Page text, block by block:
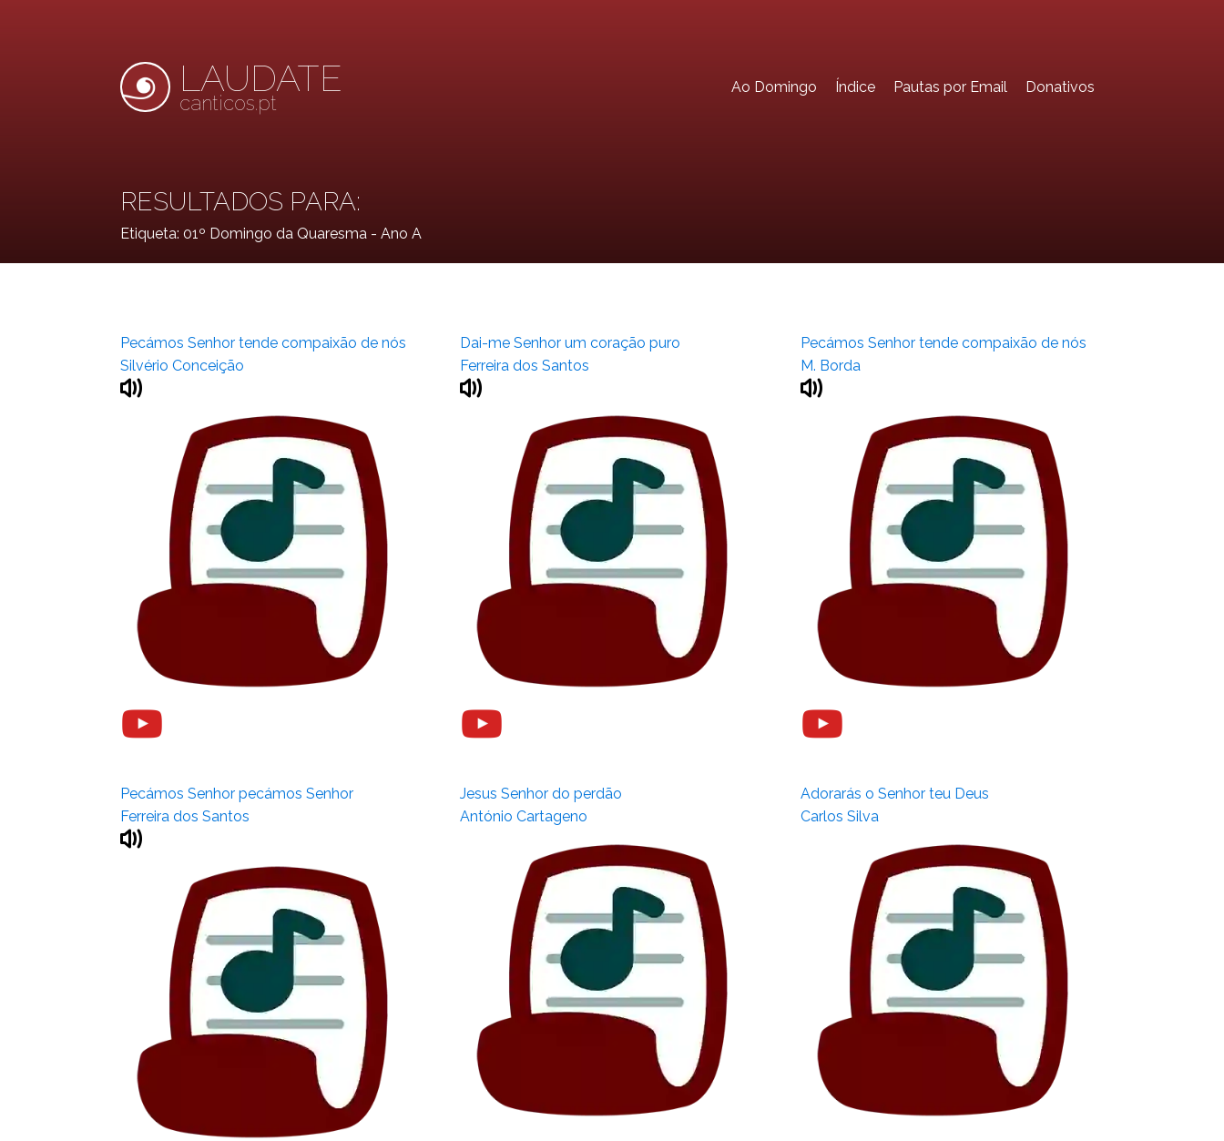
LAUDATE
canticos.pt
Ao Domingo Índice Pautas por Email Donativos
RESULTADOS PARA:
Etiqueta: 01º Domingo da Quaresma - Ano A
Pecámos Senhor tende compaixão de nós
Silvério Conceição
Dai-me Senhor um coração puro
Ferreira dos Santos
Pecámos Senhor tende compaixão de nós
M. Borda
Pecámos Senhor pecámos Senhor
Ferreira dos Santos
Jesus Senhor do perdão
António Cartageno
Adorarás o Senhor teu Deus
Carlos Silva